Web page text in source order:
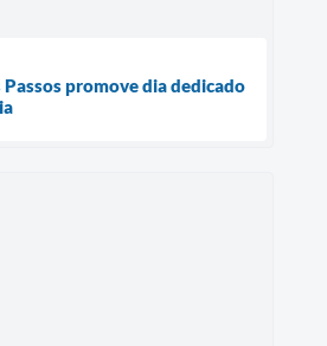
promove dia dedicado